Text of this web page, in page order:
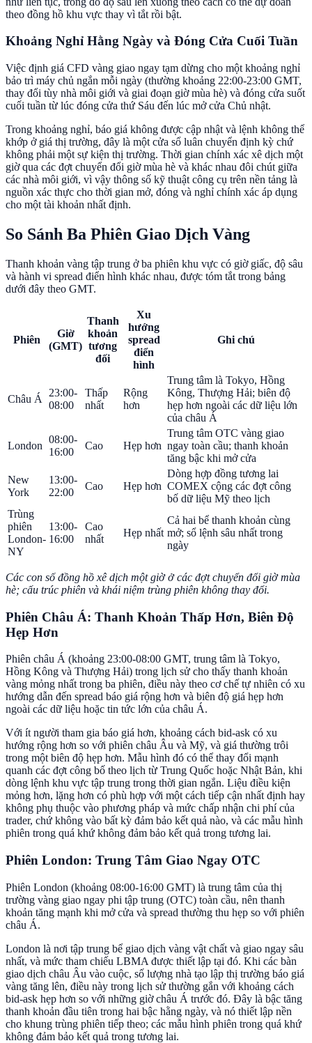
theo đồng hồ khu vực thay vì tắt rồi bật.
Khoảng Nghỉ Hằng Ngày và Đóng Cửa Cuối Tuần
Việc định giá CFD vàng giao ngay tạm dừng cho một khoảng nghỉ
bảo trì máy chủ ngắn mỗi ngày (thường khoảng 22:00-23:00 GMT,
thay đổi tùy nhà môi giới và giai đoạn giờ mùa hè) và đóng cửa suốt
cuối tuần từ lúc đóng cửa thứ Sáu đến lúc mở cửa Chủ nhật.
Trong khoảng nghỉ, báo giá không được cập nhật và lệnh không thể
khớp ở giá thị trường, đây là một cửa sổ luân chuyển định kỳ chứ
không phải một sự kiện thị trường. Thời gian chính xác xê dịch một
giờ qua các đợt chuyển đổi giờ mùa hè và khác nhau đôi chút giữa
các nhà môi giới, vì vậy thông số kỹ thuật công cụ trên nền tảng là
nguồn xác thực cho thời gian mở, đóng và nghỉ chính xác áp dụng
cho một tài khoản nhất định.
So Sánh Ba Phiên Giao Dịch Vàng
Thanh khoản vàng tập trung ở ba phiên khu vực có giờ giấc, độ sâu
và hành vi spread điển hình khác nhau, được tóm tắt trong bảng
dưới đây theo GMT.
Phiên
Giờ
(GMT)
Thanh
khoản
tương
đối
Xu
hướng
spread
điển
hình
Ghi chú
Châu Á
23:00-
08:00
Thấp
nhất
Rộng
hơn
Trung tâm là Tokyo, Hồng
Kông, Thượng Hải; biên độ
hẹp hơn ngoài các dữ liệu lớn
của châu Á
London
08:00-
16:00
Cao Hẹp hơn
Trung tâm OTC vàng giao
ngay toàn cầu; thanh khoản
tăng bậc khi mở cửa
New
York
13:00-
22:00
Cao Hẹp hơn
Dòng hợp đồng tương lai
COMEX cộng các đợt công
bố dữ liệu Mỹ theo lịch
Trùng
phiên
London-
NY
13:00-
16:00
Cao
nhất
Hẹp nhất
Cả hai bể thanh khoản cùng
mở; sổ lệnh sâu nhất trong
ngày
Các con số đồng hồ xê dịch một giờ ở các đợt chuyển đổi giờ mùa
hè; cấu trúc phiên và khái niệm trùng phiên không thay đổi.
Phiên Châu Á: Thanh Khoản Thấp Hơn, Biên Độ
Hẹp Hơn
Phiên châu Á (khoảng 23:00-08:00 GMT, trung tâm là Tokyo,
Hồng Kông và Thượng Hải) trong lịch sử cho thấy thanh khoản
vàng mỏng nhất trong ba phiên, điều này theo cơ chế tự nhiên có xu
hướng dẫn đến spread báo giá rộng hơn và biên độ giá hẹp hơn
ngoài các dữ liệu hoặc tin tức lớn của châu Á.
Với ít người tham gia báo giá hơn, khoảng cách bid-ask có xu
hướng rộng hơn so với phiên châu Âu và Mỹ, và giá thường trôi
trong một biên độ hẹp hơn. Mẫu hình đó có thể thay đổi mạnh
quanh các đợt công bố theo lịch từ Trung Quốc hoặc Nhật Bản, khi
dòng lệnh khu vực tập trung trong thời gian ngắn. Liệu điều kiện
mỏng hơn, lặng hơn có phù hợp với một cách tiếp cận nhất định hay
không phụ thuộc vào phương pháp và mức chấp nhận chi phí của
trader, chứ không vào bất kỳ đảm bảo kết quả nào, và các mẫu hình
phiên trong quá khứ không đảm bảo kết quả trong tương lai.
Phiên London: Trung Tâm Giao Ngay OTC
Phiên London (khoảng 08:00-16:00 GMT) là trung tâm của thị
trường vàng giao ngay phi tập trung (OTC) toàn cầu, nên thanh
khoản tăng mạnh khi mở cửa và spread thường thu hẹp so với phiên
châu Á.
London là nơi tập trung bể giao dịch vàng vật chất và giao ngay sâu
nhất, và mức tham chiếu LBMA được thiết lập tại đó. Khi các bàn
giao dịch châu Âu vào cuộc, số lượng nhà tạo lập thị trường báo giá
vàng tăng lên, điều này trong lịch sử thường gắn với khoảng cách
bid-ask hẹp hơn so với những giờ châu Á trước đó. Đây là bậc tăng
thanh khoản đầu tiên trong hai bậc hằng ngày, và nó thiết lập nền
cho khung trùng phiên tiếp theo; các mẫu hình phiên trong quá khứ
không đảm bảo kết quả trong tương lai.